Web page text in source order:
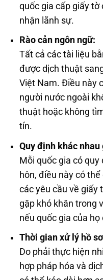
quốc gia cấp giấy tờ
nhận lãnh sự.
Rào cản ngôn ngữ:
Tất cả các tài liệu
được dịch thuật
Việt Nam. Điều này
người nước ngoài
thuật hoặc không
tín.
Quy định khác
Mỗi quốc gia có quy
hôn, điều này có
các yêu cầu về giấy
gặp khó khăn trong
nếu quốc gia của
Thời gian xử lý hồ
Do phải thực hiện
hợp pháp hóa và